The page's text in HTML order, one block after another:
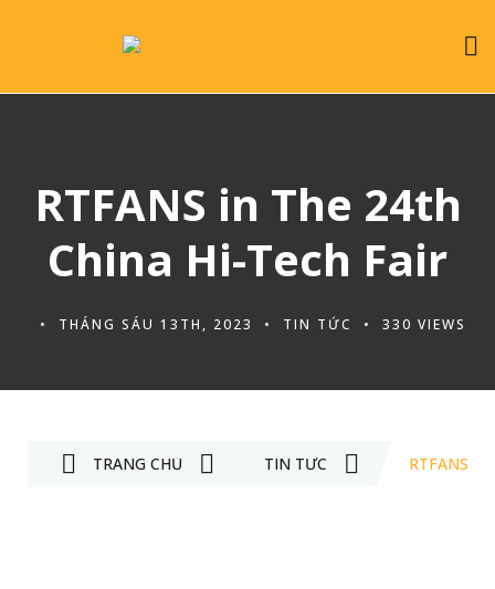
RTFANS in The 24th
China Hi-Tech Fair
THÁNG SÁU 13TH, 2023 TIN TỨC 330 VIEWS
TRANG CHỦ TIN TỨC RTFANS